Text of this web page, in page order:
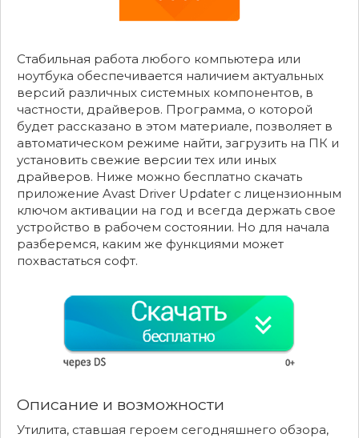
Стабильная работа любого компьютера или
ноутбука обеспечивается наличием актуальных
версий различных системных компонентов, в
частности, драйверов. Программа, о которой
будет рассказано в этом материале, позволяет в
автоматическом режиме найти, загрузить на ПК и
установить свежие версии тех или иных
драйверов. Ниже можно бесплатно скачать
приложение Avast Driver Updater с лицензионным
ключом активации на год и всегда держать свое
устройство в рабочем состоянии. Но для начала
разберемся, каким же функциями может
похвастаться софт.
Описание и возможности
Утилита, ставшая героем сегодняшнего обзора,